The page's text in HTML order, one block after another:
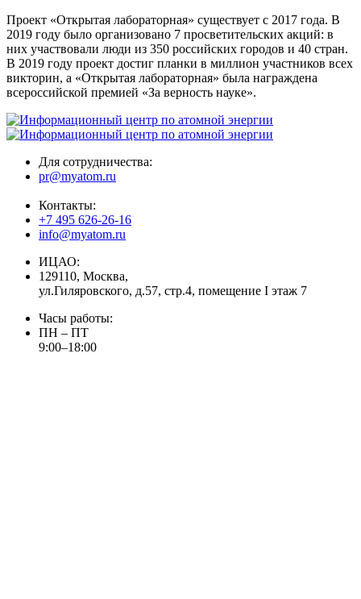
Проект «Открытая лабораторная» существует с 2017 года. В
2019 году было организовано 7 просветительских акций: в
них участвовали люди из 350 российских городов и 40 стран.
В 2019 году проект достиг планки в миллион участников всех
викторин, а «Открытая лабораторная» была награждена
всероссийской премией «За верность науке».
Для сотрудничества:
pr@myatom.ru
Контакты:
+7 495 626-26-16
info@myatom.ru
ИЦАО:
129110, Москва,
ул.Гиляровского, д.57, стр.4, помещение I этаж 7
Часы работы:
ПН – ПТ
9:00–18:00